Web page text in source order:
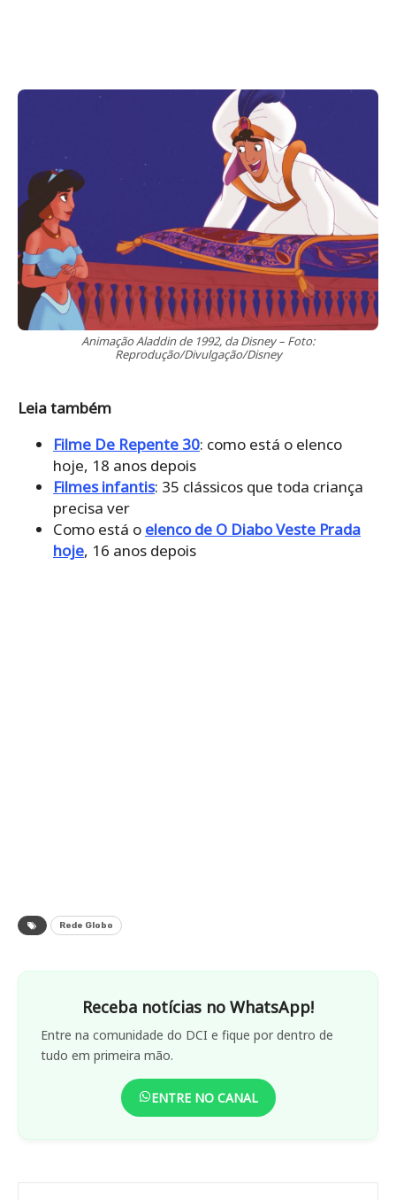
Animação Aladdin de 1992, da Disney – Foto:
Reprodução/Divulgação/Disney
Leia também
Filme De Repente 30: como está o elenco
hoje, 18 anos depois
Filmes infantis: 35 clássicos que toda criança
precisa ver
Como está o elenco de O Diabo Veste Prada
hoje, 16 anos depois
Rede Globo
Receba notícias no WhatsApp!
Entre na comunidade do DCI e fique por dentro de
tudo em primeira mão.
ENTRE NO CANAL